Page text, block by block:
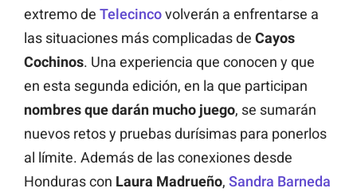
extremo de Telecincovolverán a enfrentarse a
las situaciones más complicadas de Cayos
Cochinos. Una experiencia que conocen y que
en esta segunda edición, en la que participan
nombres que darán mucho juego, se sumarán
nuevos retos y pruebas durísimas para ponerlos
al límite. Además de las conexiones desde
Honduras con Laura Madrueño, Sandra Barneda